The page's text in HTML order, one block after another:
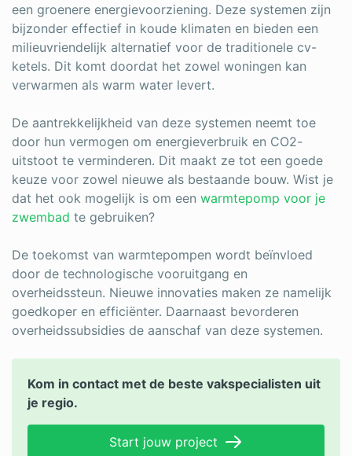
een groenere energievoorziening. Deze systemen zijn
bijzonder effectief in koude klimaten en bieden een
milieuvriendelijk alternatief voor de traditionele cv-
ketels. Dit komt doordat het zowel woningen kan
verwarmen als warm water levert.
De aantrekkelijkheid van deze systemen neemt toe
door hun vermogen om energieverbruik en CO2-
uitstoot te verminderen. Dit maakt ze tot een goede
keuze voor zowel nieuwe als bestaande bouw. Wist je
dat het ook mogelijk is om een warmtepomp voor je
zwembad te gebruiken?
De toekomst van warmtepompen wordt beïnvloed
door de technologische vooruitgang en
overheidssteun. Nieuwe innovaties maken ze namelijk
goedkoper en efficiënter. Daarnaast bevorderen
overheidssubsidies de aanschaf van deze systemen.
Kom in contact met de beste vakspecialisten uit
je regio.
Start jouw project